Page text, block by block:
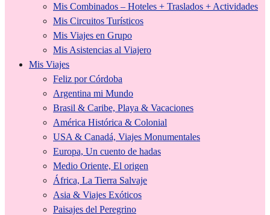
Mis Combinados – Hoteles + Traslados + Actividades
Mis Circuitos Turísticos
Mis Viajes en Grupo
Mis Asistencias al Viajero
Mis Viajes
Feliz por Córdoba
Argentina mi Mundo
Brasil & Caribe, Playa & Vacaciones
América Histórica & Colonial
USA & Canadá, Viajes Monumentales
Europa, Un cuento de hadas
Medio Oriente, El origen
África, La Tierra Salvaje
Asia & Viajes Exóticos
Paisajes del Peregrino